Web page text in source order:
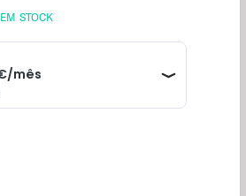
EM STOCK